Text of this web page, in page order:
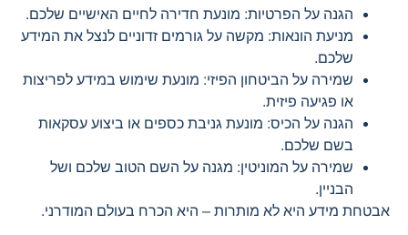
הגנה על הפרטיות: מונעת חדירה לחיים האישיים שלכם.
מניעת הונאות: מקשה על גורמים זדוניים לנצל את המידע
שלכם.
שמירה על הביטחון הפיזי: מונעת שימוש במידע לפריצות
או פגיעה פיזית.
הגנה על הכיס: מונעת גניבת כספים או ביצוע עסקאות
בשם שלכם.
שמירה על המוניטין: מגנה על השם הטוב שלכם ושל
הבניין.
אבטחת מידע היא לא מותרות – היא הכרח בעולם המודרני.